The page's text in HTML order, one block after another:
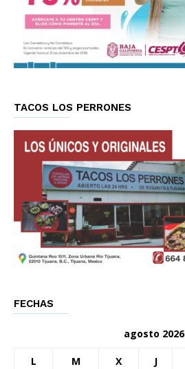
TACOS LOS PERRONES
FECHAS
agosto 2026
L M X J